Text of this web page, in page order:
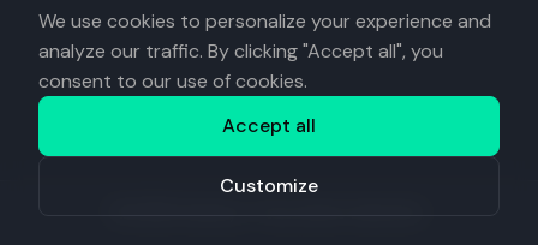
We use cookies to personalize your experience and
analyze our traffic. By clicking "Accept all", you
consent to our use of cookies.
Accept all
Customize